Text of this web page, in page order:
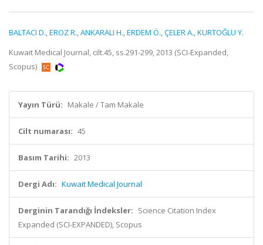
BALTACI D.,EROZ R.,ANKARALI H.,ERDEM Ö.,ÇELER A.,KURTOĞLU Y.
Kuwait Medical Journal, cilt.45, ss.291-299, 2013 (SCI-Expanded,
Scopus)
Yayın Türü: Makale / Tam Makale
Cilt numarası: 45
Basım Tarihi: 2013
Dergi Adı: Kuwait Medical Journal
Derginin Tarandığı İndeksler: Science Citation Index
Expanded (SCI-EXPANDED), Scopus